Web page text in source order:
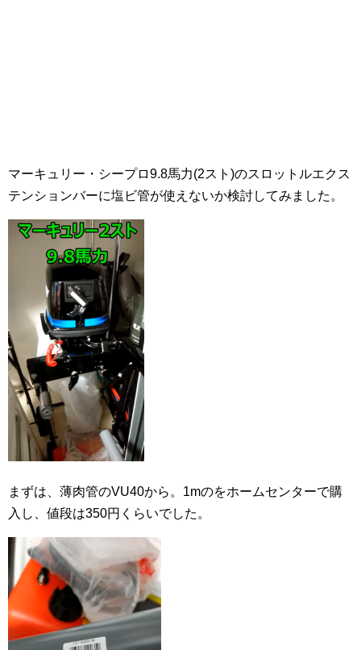
マーキュリー・シープロ9.8馬力(2スト)のスロットルエクス
テンションバーに塩ビ管が使えないか検討してみました。
まずは、薄肉管のVU40から。1mのをホームセンターで購
入し、値段は350円くらいでした。